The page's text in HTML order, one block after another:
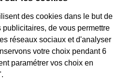
Nos formations
qualifiantes
Apprenez un métier, réussissez
des cookies dans le but de
de vous permettre
réseaux sociaux et d'analyser
votre choix pendant 6
paramétrer vos choix en